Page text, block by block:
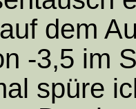
dem
-3,5 im
spüre